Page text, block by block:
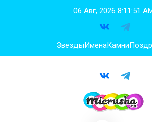
06 Авг, 2026 8:11:51
ЗвездыИменаКамни